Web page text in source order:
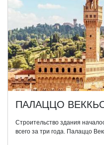
ПАЛАЦЦО
Строительство здания
всего за три года. Палаццо